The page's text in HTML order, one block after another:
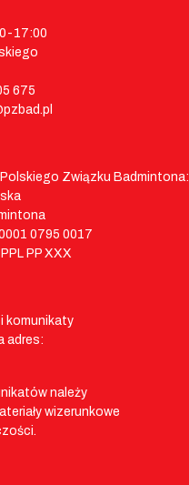
17:00
675
Związku Badmintona:
0795 0017
PP XXX
komunikaty
adres:
należy
wizerunkowe